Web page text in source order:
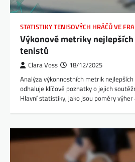
STATISTIKY TENISOVÝCH HRÁČŮ VE
Výkonové metriky
tenistů
Clara Voss 18/12/2025
Analýza výkonnostních metrik
odhaluje klíčové poznatky o jejich
Hlavní statistiky, jako jsou poměry